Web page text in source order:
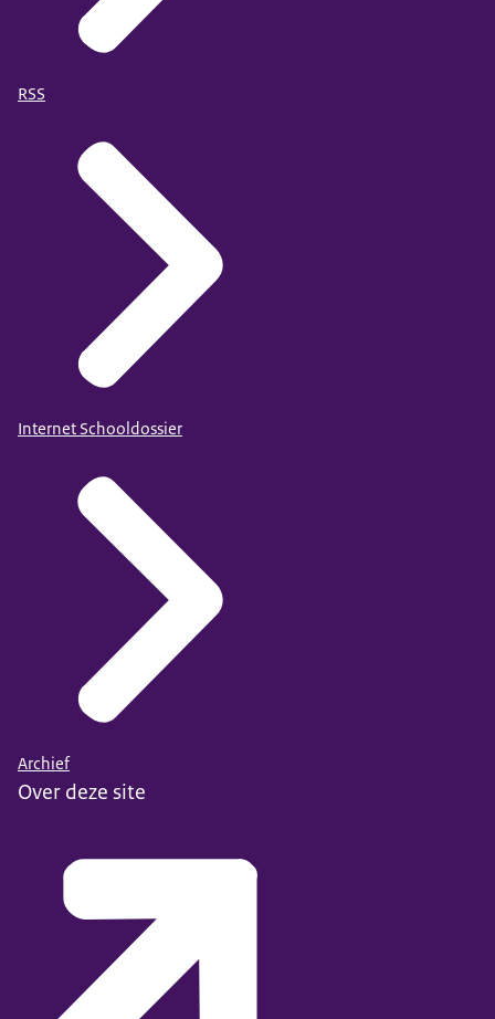
RSS
Internet Schooldossier
Archief
Over deze site